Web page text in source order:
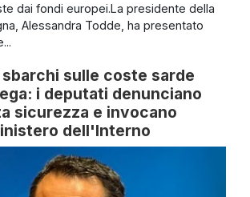
dai fondi europei.La presidente della
Alessandra Todde, ha presentato
sulle coste sarde
i deputati denunciano
sicurezza e invocano
dell'Interno